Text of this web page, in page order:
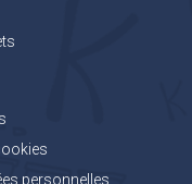
personnelles